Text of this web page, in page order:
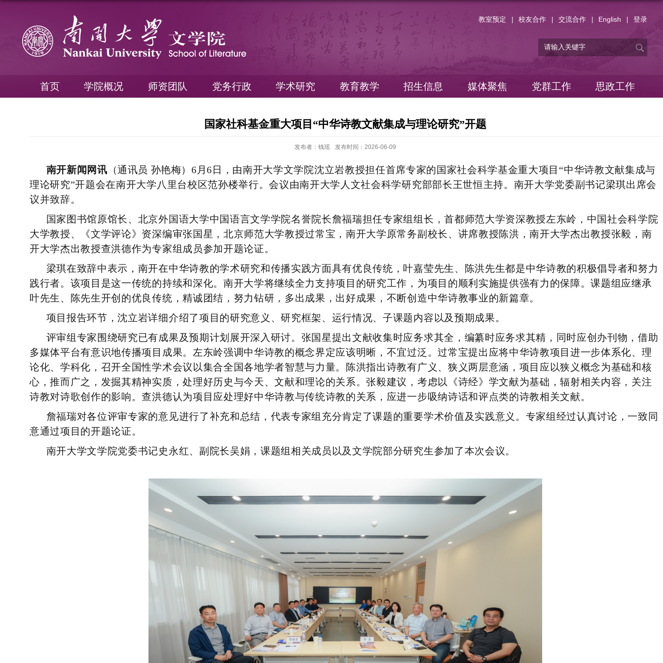
教室预定 校友合作 交流合作 English 登录
首页 学院概况 师资团队 党务行政 学术研究 教育教学 招生信息 媒体聚焦 党群工作 思政工作
国家社科基金重大项目“中华诗教文献集成与理论研究”开题
发布者：钱瑶 发布时间：2026-06-09
南开新闻网讯 （通讯员 孙艳梅） 6 月6 日，由南开大学文学院沈立岩教授担任首席专家的国家社会科学基金重大项目 “中华诗教文献集成与
理论研究”开题会在南开大学八里台校区范孙楼举行。会议由南开大学人文社会科学研究部部长王世恒主持。南开大学党委副书记梁琪出席会
议并致辞。
国家图书馆原馆长、北京外国语大学中国语言文学学院名誉院长詹福瑞担任专家组组长，首都师范大学资深教授左东岭，中国社会科学院
大学教授、《文学评论》资深编审张国星，北京师范大学教授过常宝，南开大学原常务副校长、讲席教授陈洪，南开大学杰出教授张毅，南
开大学杰出教授查洪德作为专家组成员参加开题论证。
梁琪在致辞中表示，南开在中华诗教的学术研究和传播实践方面具有优良传统，叶嘉莹先生、陈洪先生都是中华诗教的积极倡导者和努力
践行者。该项目是这一传统的持续和深化。南开大学将继续全力支持项目的研究工作，为项目的顺利实施提供强有力的保障。课题组应继承
叶先生、陈先生开创的优良传统，精诚团结，努力钻研，多出成果，出好成果，不断创造中华诗教事业的新篇章。
项目报告环节，沈立岩详细介绍了项目的研究意义、研究框架、运行情况、子课题内容以及预期成果。
评审组专家围绕研究已有成果及预期计划展开深入研讨。张国星提出文献收集时应务求其全，编纂时应务求其精，同时应创办刊物，借助
多媒体平台有意识地传播项目成果。左东岭强调中华诗教的概念界定应该明晰，不宜过泛。过常宝提出应将中华诗教项目进一步体系化、理
论化、学科化，召开全国性学术会议以集合全国各地学者智慧与力量。陈洪指出诗教有广义、狭义两层意涵，项目应以狭义概念为基础和核
心，推而广之，发掘其精神实质，处理好历史与今天、文献和理论的关系。张毅建议，考虑以《诗经》学文献为基础，辐射相关内容，关注
诗教对诗歌创作的影响。查洪德认为项目应处理好中华诗教与传统诗教的关系，应进一步吸纳诗话和评点类的诗教相关文献。
詹福瑞对各位评审专家的意见进行了补充和总结，代表专家组充分肯定了课题的重要学术价值及实践意义。专家组经过认真讨论，一致同
意通过项目的开题论证。
南开大学文学院党委书记史永红、副院长吴娟，课题组相关成员以及文学院部分研究生参加了本次会议。